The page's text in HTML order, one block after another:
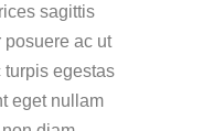
sagittis
posuere ac ut
turpis egestas
eget nullam